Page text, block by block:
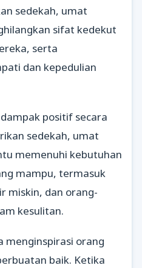
sedekah, umat
sifat kedekut
serta
dan kepedulian
positif secara
sedekah, umat
memenuhi kebutuhan
mampu, termasuk
miskin, dan orang-
kesulitan.
menginspirasi orang
baik. Ketika